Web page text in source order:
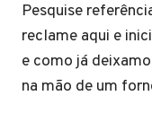
Pesquise
reclame aqui e
e como já
na mão de um